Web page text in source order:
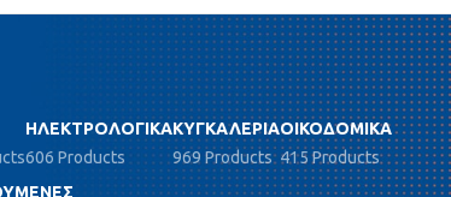
ΗΛΕΚΤΡΟΛΟΓΙΚΆ
606 Products
ΚΥΓΚΑΛΕΡΊΑ
969 Products
ΟΙΚΟΔΟΜΙΚΆ
415 Products